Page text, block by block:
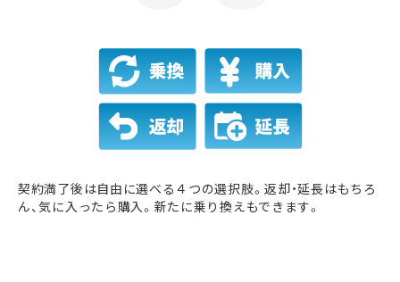
契約満了後は自由に選べる４つの選択肢。返却・延長はもちろ
ん、気に入ったら購入。新たに乗り換えもできます。